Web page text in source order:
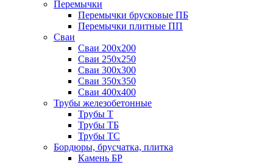
Перемычки
Перемычки брусковые ПБ
Перемычки плитные ПП
Сваи
Сваи 200х200
Сваи 250х250
Сваи 300х300
Сваи 350х350
Сваи 400х400
Трубы железобетонные
Трубы Т
Трубы ТБ
Трубы ТС
Бордюры, брусчатка, плитка
Камень БР